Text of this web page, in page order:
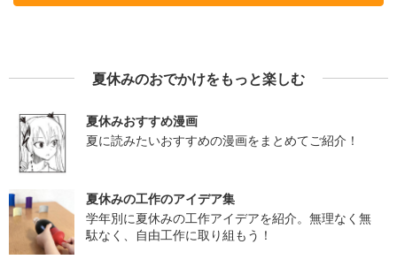
夏休みのおでかけをもっと楽しむ
夏休みおすすめ漫画
夏に読みたいおすすめの漫画をまとめてご紹介！
夏休みの工作のアイデア集
学年別に夏休みの工作アイデアを紹介。無理なく無
駄なく、自由工作に取り組もう！